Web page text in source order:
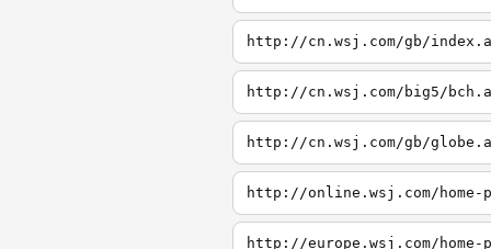
http://cn.wsj.com/gb/
http://cn.wsj.com/big5/
http://cn.wsj.com/gb/
http://online.wsj.com/home-
http://europe.wsj.com/home-